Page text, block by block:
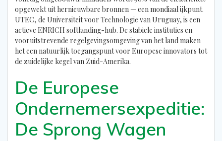
opgewekt uit hernieuwbare bronnen — een mondiaal ijkpunt.
UTEC, de Universiteit voor Technologie van Uruguay, is een
actieve ENRICH softlanding-hub. De stabiele instituties en
vooruitstrevende regelgevingsomgeving van het land maken
het een natuurlijk toegangspunt voor Europese innovators tot
de zuidelijke kegel van Zuid-Amerika.
De Europese
Ondernemersexpeditie:
De Sprong Wagen